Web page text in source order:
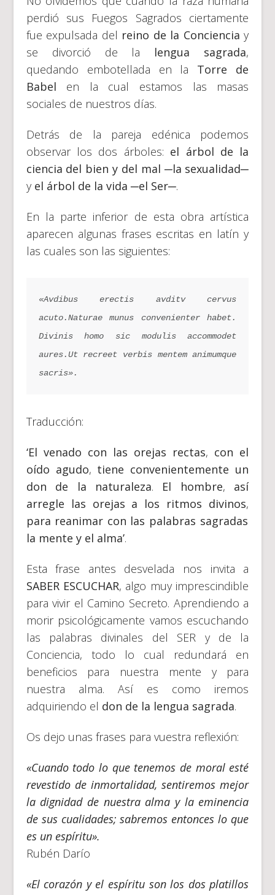
perdió sus Fuegos Sagrados ciertamente
fue expulsada del reino de la Conciencia y
se divorció de la lengua sagrada,
quedando embotellada en la Torre de
Babel en la cual estamos las masas
sociales de nuestros días.
Detrás de la pareja edénica podemos
observar los dos árboles: el árbol de la
ciencia del bien y del mal ─la sexualidad─
y el árbol de la vida ─el Ser─.
En la parte inferior de esta obra artística
aparecen algunas frases escritas en latín y
las cuales son las siguientes:
«Avdibus erectis avditv cervus
acuto.Naturae munus convenienter habet.
Divinis homo sic modulis accommodet
aures.Ut recreet verbis mentem animumque
sacris».
Traducción:
‘El venado con las orejas rectas, con el
oído agudo, tiene convenientemente un
don de la naturaleza. El hombre, así
arregle las orejas a los ritmos divinos,
para reanimar con las palabras sagradas
la mente y el alma’.
Esta frase antes desvelada nos invita a
SABER ESCUCHAR, algo muy imprescindible
para vivir el Camino Secreto. Aprendiendo a
morir psicológicamente vamos escuchando
las palabras divinales del SER y de la
Conciencia, todo lo cual redundará en
beneficios para nuestra mente y para
nuestra alma. Así es como iremos
adquiriendo el don de la lengua sagrada.
Os dejo unas frases para vuestra reflexión:
«Cuando todo lo que tenemos de moral esté
revestido de inmortalidad, sentiremos mejor
la dignidad de nuestra alma y la eminencia
de sus cualidades; sabremos entonces lo que
es un espíritu».
Rubén Darío
«El corazón y el espíritu son los dos platillos